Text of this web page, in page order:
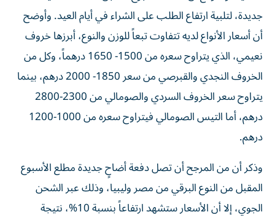
جديدة، لتلبية ارتفاع الطلب على الشراء في أيام العيد. وأوضح
أن أسعار الأنواع لديه تتفاوت تبعاً للوزن والنوع، أبرزها خروف
نعيمي، الذي يتراوح سعره من 1500- 1650 درهماً، وكل من
الخروف النجدي والقبرصي من سعر 1850- 2000 درهم، بينما
يتراوح سعر الخروف السردي والصومالي من 2300-2800
درهم، أما التيس الصومالي فيتراوح سعره من 1000-1200
درهم.
وذكر أن من المرجح أن تصل دفعة أضاحٍ جديدة مطلع الأسبوع
المقبل من النوع البرقي من مصر وليبيا، وذلك عبر الشحن
الجوي، إلا أن الأسعار ستشهد ارتفاعاً بنسبة 10%، نتيجة